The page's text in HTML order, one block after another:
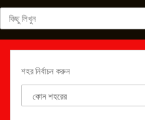
শহর নির্বাচন করুন